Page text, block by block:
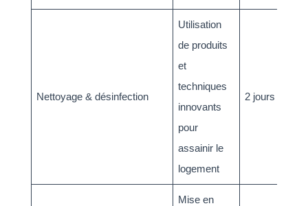
Nettoyage & désinfection
Utilisation
de produits
et
techniques
innovants
pour
assainir le
logement
2 jours
Mise en